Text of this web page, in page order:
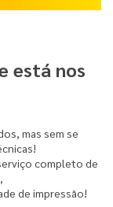
está nos
mas sem se
completo de
de impressão!